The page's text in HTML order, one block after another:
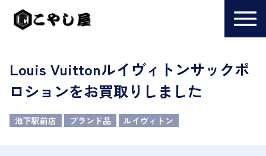
Louis Vuittonルイヴィトンサックポ
ロションをお買取りしました
池下駅前店 ブランド品 ルイヴィトン